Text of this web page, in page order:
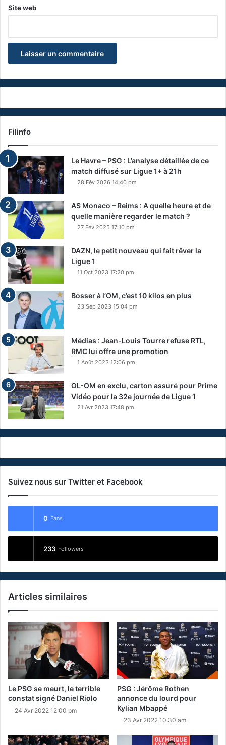
Site web
Filinfo
Le Havre – PSG : L’analyse détaillée de ce
match diffusé sur Ligue 1+ à 21h
28 Fév 2026 14:40 pm
AS Monaco – Reims : A quelle heure et de
quelle manière regarder le match ?
27 Fév 2025 17:10 pm
DAZN, le petit nouveau qui fait rêver la
Ligue 1
11 Oct 2023 17:20 pm
Bosser à l’OM, c’est 10 kilos en plus
23 Sep 2023 15:04 pm
Médias : Jean-Louis Tourre refuse RTL,
RMC lui offre une promotion
1 Août 2023 12:06 pm
OL-OM en exclu, carton assuré pour Prime
Vidéo pour la 32e journée de Ligue 1
21 Avr 2023 17:48 pm
Suivez nous sur Twitter et Facebook
0 Fans
233 Followers
Articles similaires
Le PSG se meurt, le terrible
constat signé Daniel Riolo
24 Avr 2022 12:00 pm
PSG : Jérôme Rothen
annonce du lourd pour
Kylian Mbappé
23 Avr 2022 10:30 am